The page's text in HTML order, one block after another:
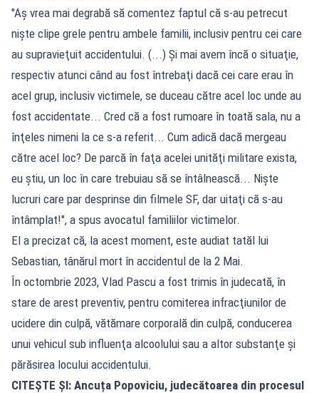
"Aş vrea mai degrabă să comentez faptul că s-au petrecut
nişte clipe grele pentru ambele familii, inclusiv pentru cei care
au supravieţuit accidentului. (...) Şi mai avem încă o situaţie,
respectiv atunci când au fost întrebaţi dacă cei care erau în
acel grup, inclusiv victimele, se duceau către acel loc unde au
fost accidentate... Cred că a fost rumoare în toată sala, nu a
înţeles nimeni la ce s-a referit... Cum adică dacă mergeau
către acel loc? De parcă în faţa acelei unităţi militare exista,
eu ştiu, un loc în care trebuiau să se întâlnească... Nişte
lucruri care par desprinse din filmele SF, dar uitaţi că s-au
întâmplat!", a spus avocatul familiilor victimelor.
El a precizat că, la acest moment, este audiat tatăl lui
Sebastian, tânărul mort în accidentul de la 2 Mai.
În octombrie 2023, Vlad Pascu a fost trimis în judecată, în
stare de arest preventiv, pentru comiterea infracţiunilor de
ucidere din culpă, vătămare corporală din culpă, conducerea
unui vehicul sub influenţa alcoolului sau a altor substanţe şi
părăsirea locului accidentului.
CITEȘTE ȘI: Ancuța Popoviciu, judecătoarea din procesul